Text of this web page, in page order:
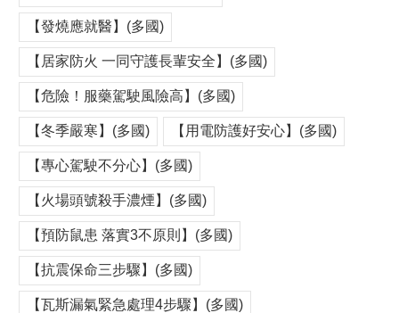
【發燒應就醫】(多國)
【居家防火 一同守護長輩安全】(多國)
【危險！服藥駕駛風險高】(多國)
【冬季嚴寒】(多國) 【用電防護好安心】(多國)
【專心駕駛不分心】(多國)
【火場頭號殺手濃煙】(多國)
【預防鼠患 落實3不原則】(多國)
【抗震保命三步驟】(多國)
【瓦斯漏氣緊急處理4步驟】(多國)